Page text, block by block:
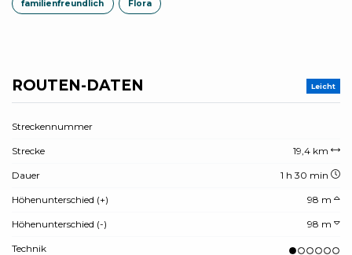
familienfreundlich Flora
ROUTEN-DATEN Leicht
Streckennummer
Strecke 19,4 km
Dauer 1 h 30 min
Höhenunterschied (+) 98 m
Höhenunterschied (-) 98 m
Technik